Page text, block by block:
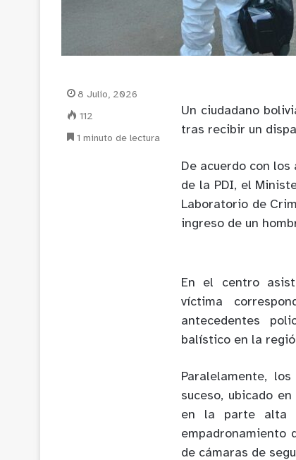
Un ciudadano
tras recibir un
De acuerdo con
de la PDI, el
Laboratorio de
ingreso de un
En el centro
víctima
antecedentes
balístico en la
Paralelamente,
suceso, ubicado
en la parte alta
empadronamiento
de cámaras de
8 Julio, 2026
112
1 minuto de lectura